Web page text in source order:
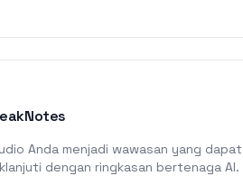
Anda menjadi wawasan yang dapat
dengan ringkasan bertenaga AI.